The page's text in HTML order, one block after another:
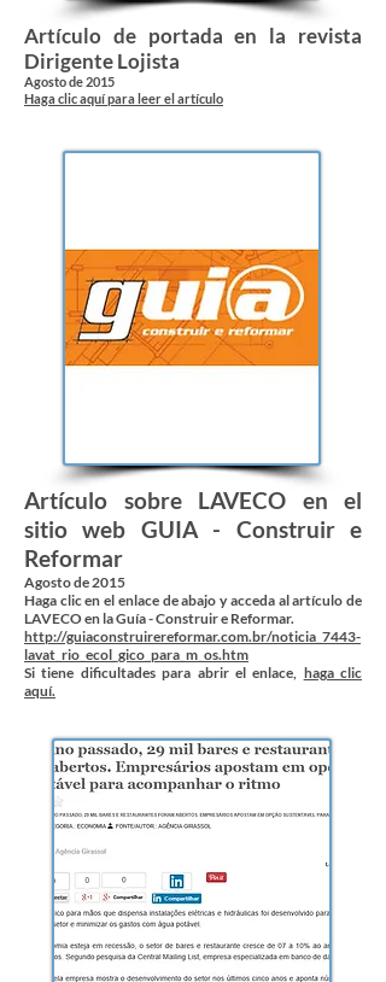
Artículo de portada en la revista
Dirigente Lojista
Agosto de 2015
Haga clic aquí para leer el artículo
Artículo sobre LAVECO en el
sitio web GUIA - Construir e
Reformar
Agosto de 2015
Haga clic en el enlace de abajo y acceda al artículo de
LAVECO en la Guía - Construir e Reformar.
http://guiaconstruirereformar.com.br/noticia_7443-
lavat_rio_ecol_gico_para_m_os.htm
Si tiene dificultades para abrir el enlace, haga clic
aquí.